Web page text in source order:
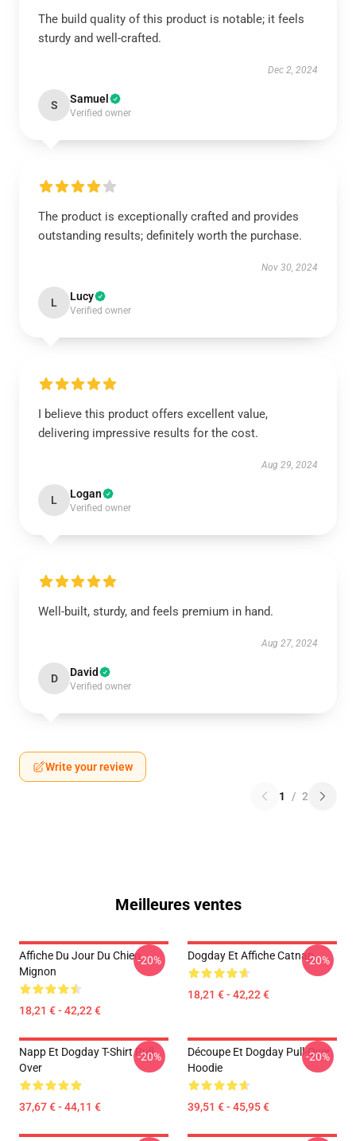
The build quality of this product is notable; it feels
sturdy and well-crafted.
Dec 2, 2024
S Samuel
Verified owner
The product is exceptionally crafted and provides
outstanding results; definitely worth the purchase.
Nov 30, 2024
L Lucy
Verified owner
I believe this product offers excellent value,
delivering impressive results for the cost.
Aug 29, 2024
L Logan
Verified owner
Well-built, sturdy, and feels premium in hand.
Aug 27, 2024
D David
Verified owner
Write your review
1 / 2
Meilleures ventes
Affiche Du Jour Du Chien
Mignon
18,21 € - 42,22 €
-20% Dogday Et Affiche Catnap
18,21 € - 42,22 €
-20%
Napp Et Dogday T-Shirt Pull-
Over
37,67 € - 44,11 €
-20%
Découpe Et Dogday Pull-Over
Hoodie
39,51 € - 45,95 €
-20%